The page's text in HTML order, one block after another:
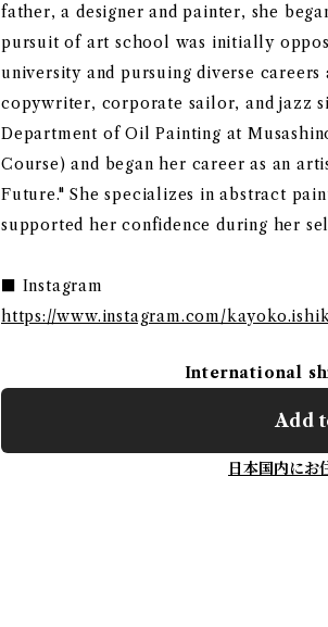
father, a designer and painter, she
pursuit of art school was initially
university and pursuing diverse
copywriter, corporate sailor, and jazz
Department of Oil Painting at
Course) and began her career as an
Future." She specializes in abstract
supported her confidence during her
■ Instagram
https://www.instagram.com/
International
Add
日本国内にお